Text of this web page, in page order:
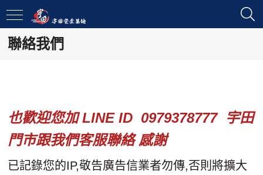
聯絡我們
也歡迎您加 LINE ID 0979378777 宇田
門市跟我們客服聯絡 感謝
已記錄您的IP,敬告廣告信業者勿傳,否則將擴大